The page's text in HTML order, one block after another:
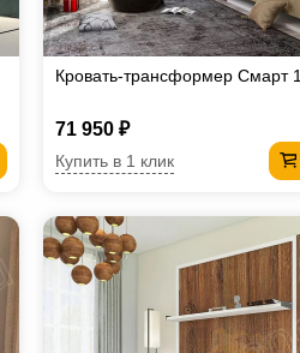
Кровать-трансформер Смарт 1
71 950 ₽
Купить в 1 клик